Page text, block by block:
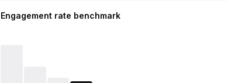
Engagement rate benchmark